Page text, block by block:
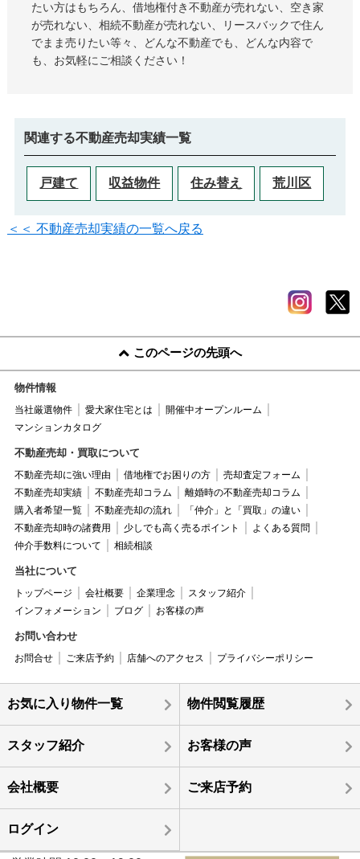
たい方はもちろん、借地権付き不動産が売れない、空き家
が売れない、相続不動産が売れない、リースバックで住ん
でまま売りたい等々、どんな不動産でも、どんな内容で
も、お気軽にご相談ください！
関連する不動産売却実績一覧
戸建て 収益物件 住み替え 荒川区
＜＜ 不動産売却実績の一覧へ戻る
このページの先頭へ
物件情報
当社厳選物件 愛犬家住宅とは
開催中オープンルーム
マンションカタログ
不動産売却・買取について
不動産売却に強い理由 借地権でお困りの方
売却査定フォーム
不動産売却実績
不動産売却コラム
離婚時の不動産売却コラム
購入者希望一覧
不動産売却の流れ
「仲介」と「買取」の違い
不動産売却時の諸費用
少しでも高く売るポイント
よくある質問
仲介手数料について
相続相談
当社について
トップページ 会社概要 企業理念
スタッフ紹介
インフォメーション
ブログ お客様の声
お問い合わせ
お問合せ ご来店予約 店舗へのアクセス プライバシーポリシー
お気に入り物件一覧 物件閲覧履歴
スタッフ紹介 お客様の声
会社概要 ご来店予約
ログイン